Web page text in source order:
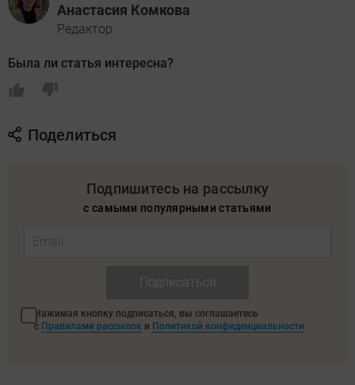
Анастасия Комкова
Редактор
Была ли статья интересна?
Поделиться
Подпишитесь на рассылку
с самыми популярными статьями
Нажимая кнопку подписаться, вы соглашаетесь
с Правилами рассылок и Политикой конфиденциальности